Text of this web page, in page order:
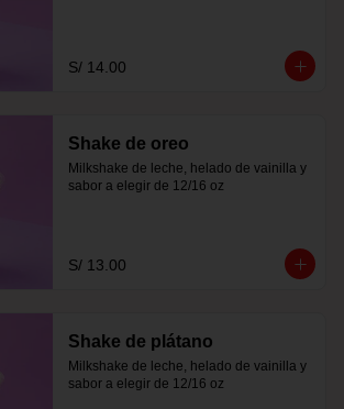
S/ 14.00
Shake de oreo
Milkshake de leche, helado de vainilla y
sabor a elegir de 12/16 oz
S/ 13.00
Shake de plátano
Milkshake de leche, helado de vainilla y
sabor a elegir de 12/16 oz